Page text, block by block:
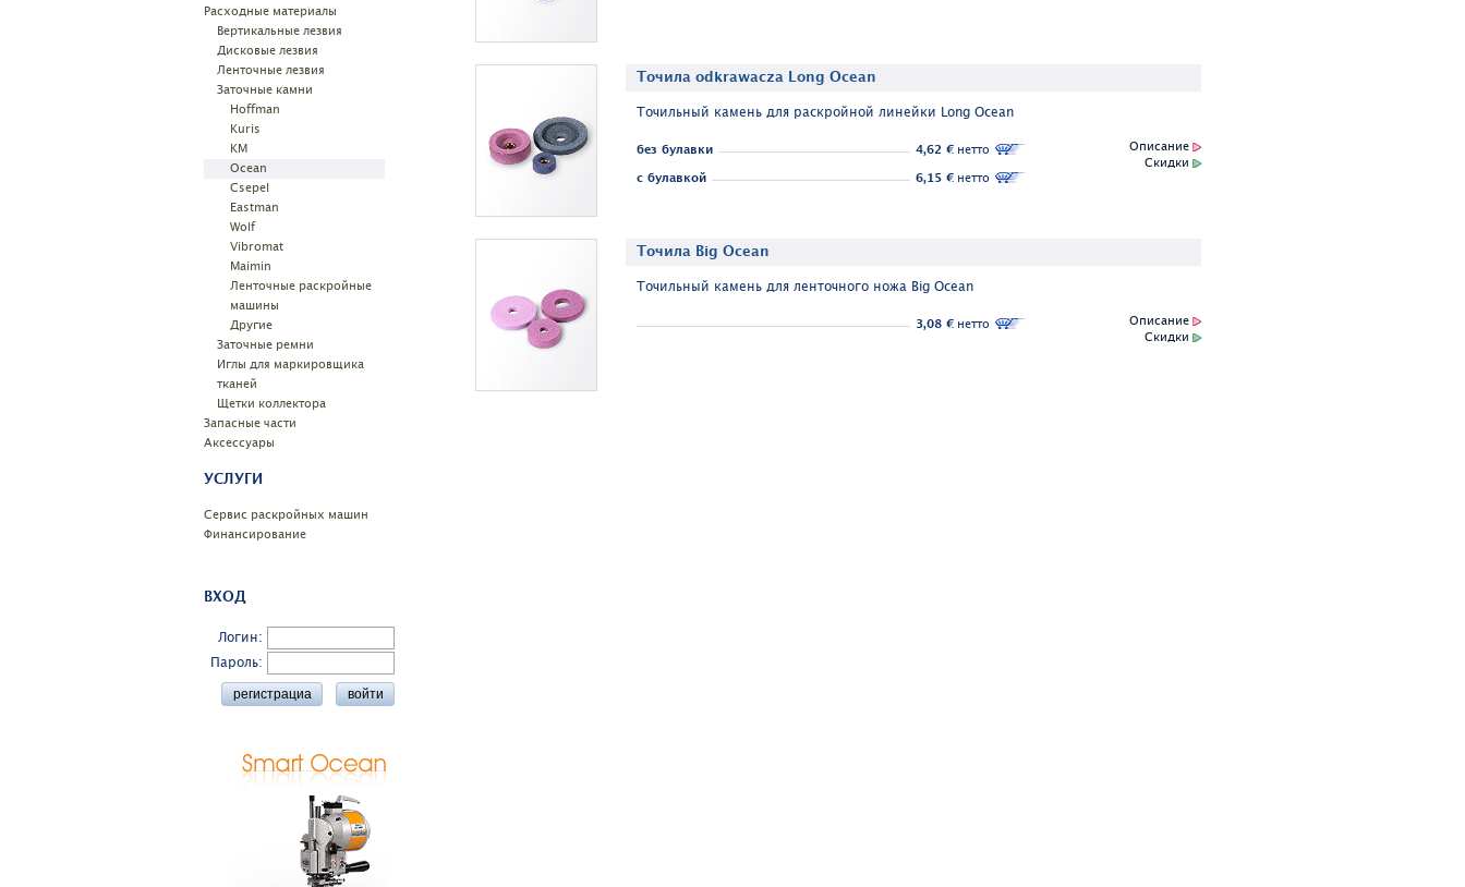
Расходные материалы
Вертикальные лезвия
Дисковые лезвия
Ленточные лезвия
Заточные камни
Hoffman
Kuris
KM
Ocean
Csepel
Eastman
Wolf
Vibromat
Maimin
Ленточные раскройные
машины
Другие
Заточные ремни
Иглы для маркировщика
тканей
Щетки коллектора
Запасные части
Аксессуары
УСЛУГИ
Сервис раскройных машин
Финансирование
ВХОД
Логин:
Пароль:
Точила odkrawacza Long Ocean
Точильный камень для раскройной линейки Long Ocean
без булавки 4,62 €нетто
с булавкой
6,15 €нетто
Описание
Скидки
Точила Big Ocean
Точильный камень для ленточного ножа Big Ocean
3,08 €нетто
Описание
Скидки